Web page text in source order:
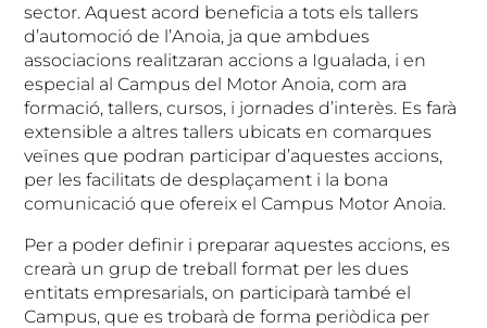
sector. Aquest acord beneficia a tots els tallers
d’automoció de l’Anoia, ja que ambdues
associacions realitzaran accions a Igualada, i en
especial al Campus del Motor Anoia, com ara
formació, tallers, cursos, i jornades d’interès. Es farà
extensible a altres tallers ubicats en comarques
veïnes que podran participar d’aquestes accions,
per les facilitats de desplaçament i la bona
comunicació que ofereix el Campus Motor Anoia.
Per a poder definir i preparar aquestes accions, es
crearà un grup de treball format per les dues
entitats empresarials, on participarà també el
Campus, que es trobarà de forma periòdica per